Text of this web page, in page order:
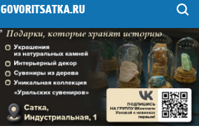
GOVORITSATKA.RU